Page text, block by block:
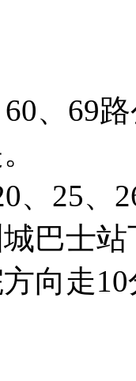
、69
、25、
巴士站
向走10